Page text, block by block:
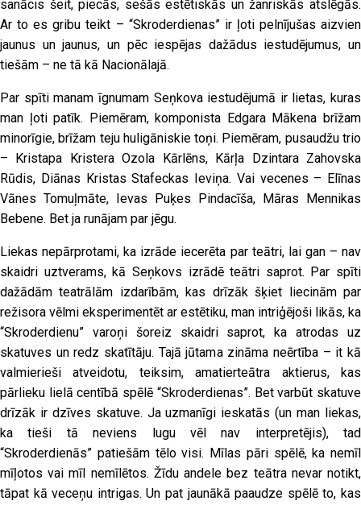
sanācis šeit, piecās, sešās estētiskās un žanriskās atslēgās.
Ar to es gribu teikt – “Skroderdienas” ir ļoti pelnījušas aizvien
jaunus un jaunus, un pēc iespējas dažādus iestudējumus, un
tiešām – ne tā kā Nacionālajā.
Par spīti manam īgnumam Seņkova iestudējumā ir lietas, kuras
man ļoti patīk. Piemēram, komponista Edgara Mākena brīžam
minorīgie, brīžam teju huligāniskie toņi. Piemēram, pusaudžu trio
– Kristapa Kristera Ozola Kārlēns, Kārļa Dzintara Zahovska
Rūdis, Diānas Kristas Stafeckas Ieviņa. Vai vecenes – Elīnas
Vānes Tomuļmāte, Ievas Puķes Pindacīša, Māras Mennikas
Bebene. Bet ja runājam par jēgu.
Liekas nepārprotami, ka izrāde iecerēta par teātri, lai gan – nav
skaidri uztverams, kā Seņkovs izrādē teātri saprot. Par spīti
dažādām teatrālām izdarībām, kas drīzāk šķiet liecinām par
režisora vēlmi eksperimentēt ar estētiku, man intriģējoši likās, ka
“Skroderdienu” varoņi šoreiz skaidri saprot, ka atrodas uz
skatuves un redz skatītāju. Tajā jūtama zināma neērtība – it kā
valmierieši atveidotu, teiksim, amatierteātra aktierus, kas
pārlieku lielā centībā spēlē “Skroderdienas”. Bet varbūt skatuve
drīzāk ir dzīves skatuve. Ja uzmanīgi ieskatās (un man liekas,
ka tieši tā neviens lugu vēl nav interpretējis), tad
“Skroderdienās” patiešām tēlo visi. Mīlas pāri spēlē, ka nemīl
mīļotos vai mīl nemīlētos. Žīdu andele bez teātra nevar notikt,
tāpat kā veceņu intrigas. Un pat jaunākā paaudze spēlē to, kas